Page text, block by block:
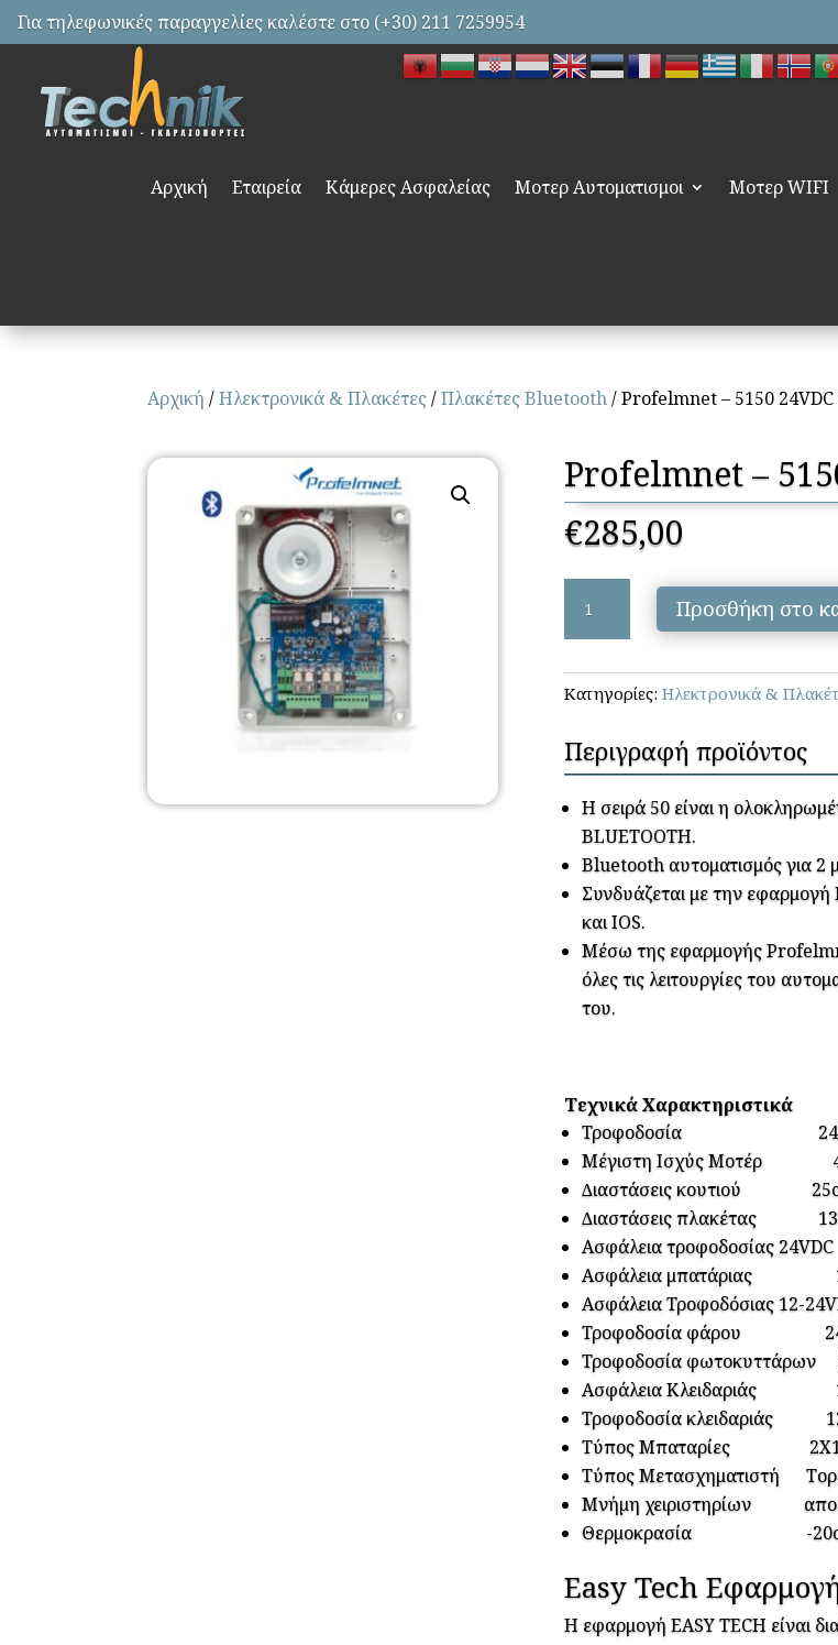
Για τηλεφωνικές παραγγελίες καλέστε στο (+30) 211 7259954
Αρχική Εταιρεία Κάμερες Ασφαλείας Μοτερ Αυτοματισμοι Μοτερ WIFI
Αρχική /Ηλεκτρονικά & Πλακέτες/Πλακέτες Bluetooth/ Profelmnet – 5150
Profelmnet –
€285,00
Profelmnet
5150
24VDC
BLUETOOTH
Προσθήκη στο
Κατηγορίες: Ηλεκτρονικά &
Περιγραφή προϊόντος
Η σειρά 50 είναι η
BLUETOOTH.
Bluetooth αυτοματισμός για 2
Συνδυάζεται με την
και IOS.
Μέσω της εφαρμoγής
όλες τις λειτουργίες του
του.
Τεχνικά Χαρακτηριστικά
Τροφοδοσία
Μέγιστη Ισχύς Μοτέρ
∆ιαστάσεις κουτιού
∆ιαστάσεις πλακέτας
Ασφάλεια τροφοδοσίας
Ασφάλεια μπατάριας
Ασφάλεια Τροφοδόσιας 12-
Τροφοδοσία φάρου
Τροφοδοσία φωτοκυττάρων
Ασφάλεια Κλειδαριάς
Τροφοδοσία κλειδαριάς
Τύπος Μπαταρίες
Τύπος Μετασχηματιστή
Μνήµη χειριστηρίων
Θερµοκρασία -20oC
Easy Tech
Η εφαρμογή EASY TECH είναι